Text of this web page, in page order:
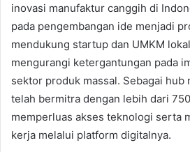
inovasi manufaktur canggih di
pada pengembangan ide menjadi
mendukung startup dan UMKM
mengurangi ketergantungan pada
sektor produk massal. Sebagai hub
telah bermitra dengan lebih dari
memperluas akses teknologi serta
kerja melalui platform digitalnya.